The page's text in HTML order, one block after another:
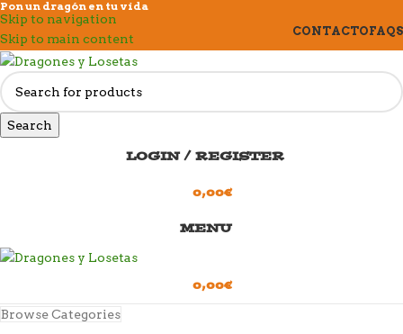
Skip to navigation
Skip to main content
Pon un dragón en tu vida
CONTACTOFAQS
Search
LOGIN / REGISTER
0,00€
MENU
0,00€
Browse Categories